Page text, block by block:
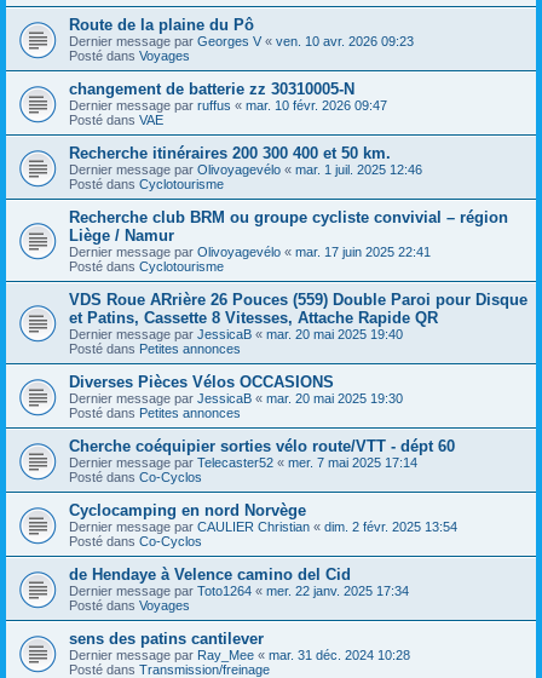
Route de la plaine du Pô
Dernier message par Georges V « ven. 10 avr. 2026 09:23
Posté dans Voyages
changement de batterie zz 30310005-N
Dernier message par ruffus « mar. 10 févr. 2026 09:47
Posté dans VAE
Recherche itinéraires 200 300 400 et 50 km.
Dernier message par Olivoyagevélo « mar. 1 juil. 2025 12:46
Posté dans Cyclotourisme
Recherche club BRM ou groupe cycliste convivial – région
Liège / Namur
Dernier message par Olivoyagevélo « mar. 17 juin 2025 22:41
Posté dans Cyclotourisme
VDS Roue ARrière 26 Pouces (559) Double Paroi pour Disque
et Patins, Cassette 8 Vitesses, Attache Rapide QR
Dernier message par JessicaB « mar. 20 mai 2025 19:40
Posté dans Petites annonces
Diverses Pièces Vélos OCCASIONS
Dernier message par JessicaB « mar. 20 mai 2025 19:30
Posté dans Petites annonces
Cherche coéquipier sorties vélo route/VTT - dépt 60
Dernier message par Telecaster52 « mer. 7 mai 2025 17:14
Posté dans Co-Cyclos
Cyclocamping en nord Norvège
Dernier message par CAULIER Christian « dim. 2 févr. 2025 13:54
Posté dans Co-Cyclos
de Hendaye à Velence camino del Cid
Dernier message par Toto1264 « mer. 22 janv. 2025 17:34
Posté dans Voyages
sens des patins cantilever
Dernier message par Ray_Mee « mar. 31 déc. 2024 10:28
Posté dans Transmission/freinage